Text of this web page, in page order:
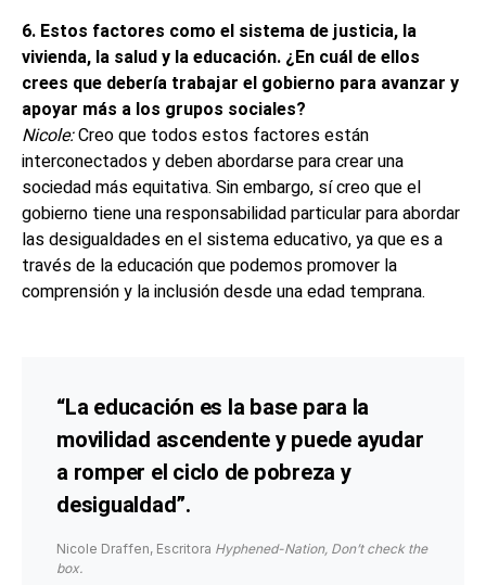
6. Estos factores como el sistema de justicia, la
vivienda, la salud y la educación. ¿En cuál de ellos
crees que debería trabajar el gobierno para avanzar y
apoyar más a los grupos sociales?
Nicole:Creo que todos estos factores están
interconectados y deben abordarse para crear una
sociedad más equitativa. Sin embargo, sí creo que el
gobierno tiene una responsabilidad particular para abordar
las desigualdades en el sistema educativo, ya que es a
través de la educación que podemos promover la
comprensión y la inclusión desde una edad temprana.
“La educación es la base para la
movilidad ascendente y puede ayudar
a romper el ciclo de pobreza y
desigualdad”.
Nicole Draffen, Escritora Hyphened-Nation, Don’t check the
box.